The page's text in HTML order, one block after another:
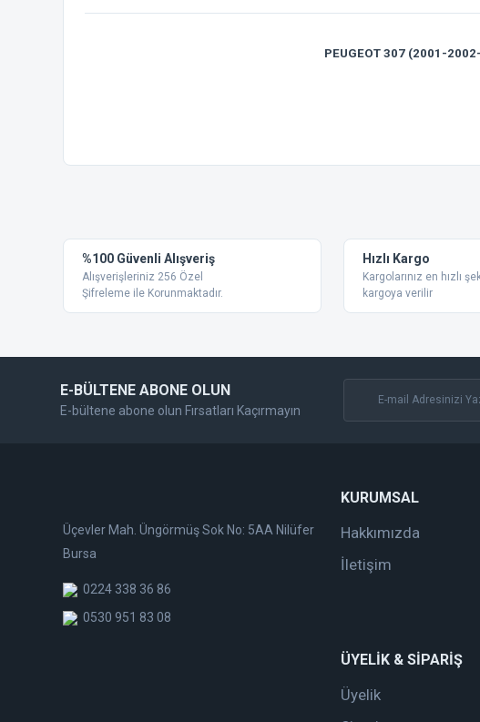
PEUGEOT 307 (2001-
Ürün resmi kalitesiz, bozuk veya görüntülenemiyor.
Ürün açıklamasında eksik bilgiler bulunuyor.
Ürün bilgilerinde hatalar bulunuyor.
Ürün fiyatı diğer sitelerden daha pahalı.
%100 Güvenli Alışveriş
Alışverişleriniz 256 Özel
Şifreleme ile Korunmaktadır.
Hızlı Kargo
Kargolarınız en hızlı
kargoya verilir
E-BÜLTENE ABONE OLUN
E-bültene abone olun Fırsatları Kaçırmayın
Üçevler Mah. Üngörmüş Sok No: 5AA Nilüfer
Bursa
0224 338 36 86
0530 951 83 08
KURUMSAL
Hakkımızda
İletişim
ÜYELİK & SİPARİŞ
Üyelik